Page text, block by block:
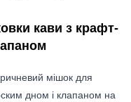
кави з крафт-
мішок для
дном і клапаном на